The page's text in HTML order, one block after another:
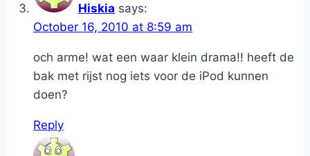
Hiskia says:
October 16, 2010 at 8:59 am
och arme! wat een waar klein drama!! heeft de
bak met rijst nog iets voor de iPod kunnen
doen?
Reply